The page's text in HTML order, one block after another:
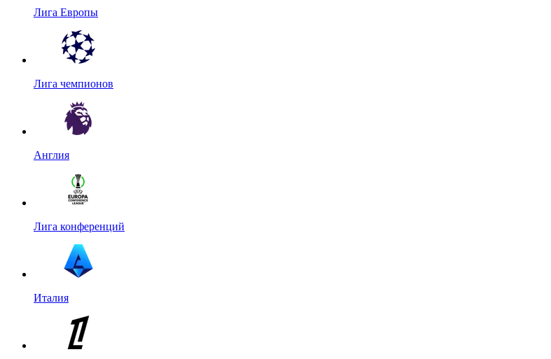
Лига Европы
Лига чемпионов
Англия
Лига конференций
Италия